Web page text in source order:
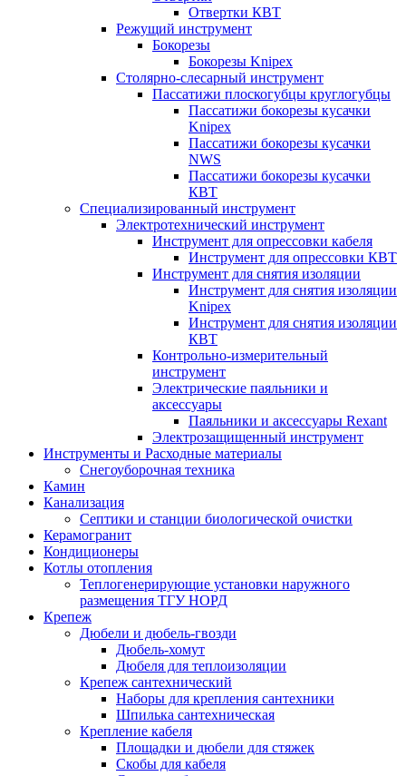
Отвертки КВТ
Режущий инструмент
Бокорезы
Бокорезы Knipex
Столярно-слесарный инструмент
Пассатижи плоскогубцы круглогубцы
Пассатижи бокорезы кусачки
Knipex
Пассатижи бокорезы кусачки
NWS
Пассатижи бокорезы кусачки
КВТ
Специализированный инструмент
Электротехнический инструмент
Инструмент для опрессовки кабеля
Инструмент для опрессовки КВТ
Инструмент для снятия изоляции
Инструмент для снятия изоляции
Knipex
Инструмент для снятия изоляции
КВТ
Контрольно-измерительный
инструмент
Электрические паяльники и
аксессуары
Паяльники и аксессуары Rexant
Электрозащищенный инструмент
Инструменты и Расходные материалы
Снегоуборочная техника
Камин
Канализация
Септики и станции биологической очистки
Керамогранит
Кондиционеры
Котлы отопления
Теплогенерирующие установки наружного
размещения ТГУ НОРД
Крепеж
Дюбели и дюбель-гвозди
Дюбель-хомут
Дюбеля для теплоизоляции
Крепеж сантехнический
Наборы для крепления сантехники
Шпилька сантехническая
Крепление кабеля
Площадки и дюбели для стяжек
Скобы для кабеля